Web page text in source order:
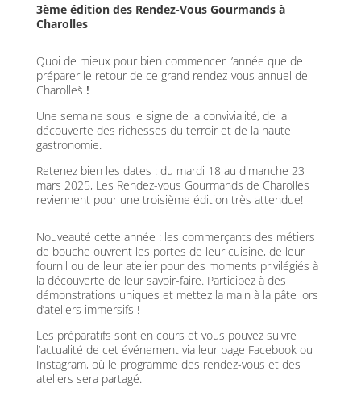
3ème édition des Rendez-Vous Gourmands à
Charolles
Quoi de mieux pour bien commencer l’année que de
préparer le retour de ce grand rendez-vous annuel de
Charolles̀ !
Une semaine sous le signe de la convivialité, de la
découverte des richesses du terroir et de la haute
gastronomie.
Retenez bien les dates : du mardi 18 au dimanche 23
mars 2025, Les Rendez-vous Gourmands de Charolles
reviennent pour une troisième édition très attendue!
Nouveauté cette année : les commerçants des métiers
de bouche ouvrent les portes de leur cuisine, de leur
fournil ou de leur atelier pour des moments privilégiés à
la découverte de leur savoir-faire. Participez à des
démonstrations uniques et mettez la main à la pâte lors
d’ateliers immersifs !
Les préparatifs sont en cours et vous pouvez suivre
l’actualité de cet événement via leur page Facebook ou
Instagram, où le programme des rendez-vous et des
ateliers sera partagé.